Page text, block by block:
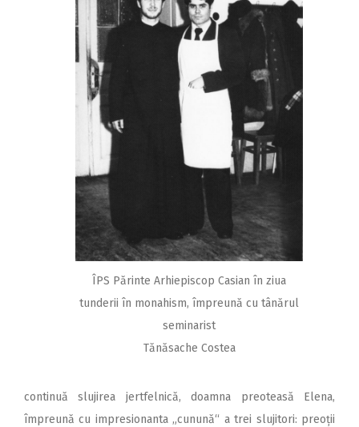
ÎPS Părinte Arhiepiscop Casian în ziua
tunderii în monahism, împreună cu tânărul
seminarist
Tănăsache Costea
continuă slujirea jertfelnică, doamna preoteasă Elena,
împreună cu impresionanta „cunună“ a trei slujitori: preoții